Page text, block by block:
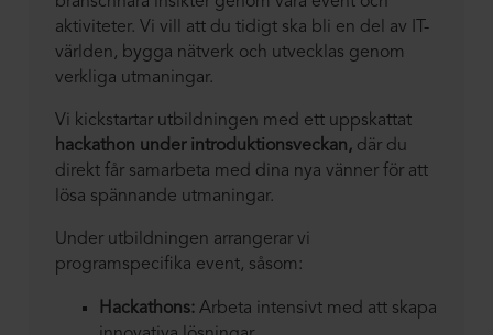
aktiviteter. Vi vill att du tidigt ska bli en del av IT-
världen, bygga nätverk och utvecklas genom
verkliga utmaningar.
Vi kickstartar utbildningen med ett uppskattat
hackathon under introduktionsveckan, där du
direkt får samarbeta med dina nya vänner för att
lösa spännande utmaningar.
Under utbildningen arrangerar vi
programspecifika event, såsom:
Hackathons: Arbeta intensivt med att skapa